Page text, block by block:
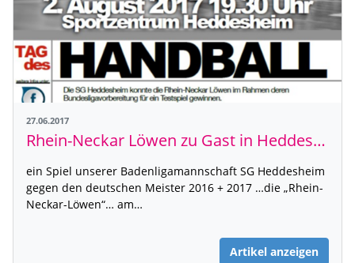
27.06.2017
Rhein-Neckar Löwen zu Gast in Heddesheim
ein Spiel unserer Badenligamannschaft SG Heddesheim
gegen den deutschen Meister 2016 + 2017 …die „Rhein-
Neckar-Löwen“… am…
Artikel anzeigen